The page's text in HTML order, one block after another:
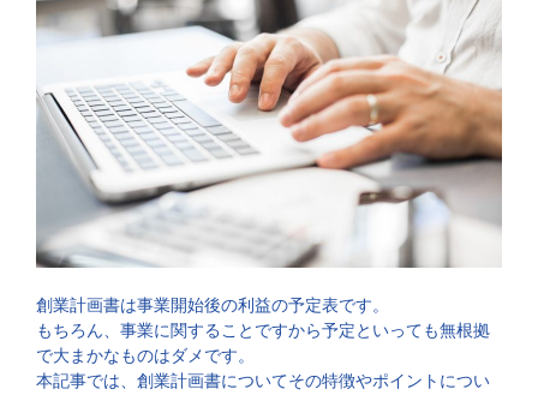
創業計画書は事業開始後の利益の予定表です。
もちろん、事業に関することですから予定といっても無根拠
で大まかなものはダメです。
本記事では、創業計画書についてその特徴やポイントについ